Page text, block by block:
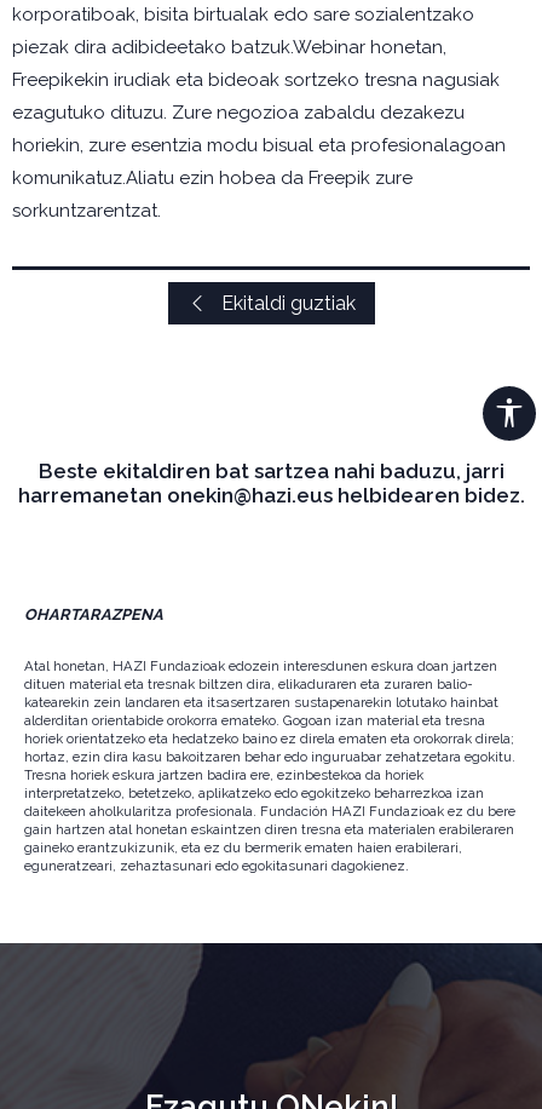
korporatiboak, bisita birtualak edo sare sozialentzako
piezak dira adibideetako batzuk.Webinar honetan,
Freepikekin irudiak eta bideoak sortzeko tresna nagusiak
ezagutuko dituzu. Zure negozioa zabaldu dezakezu
horiekin, zure esentzia modu bisual eta profesionalagoan
komunikatuz.Aliatu ezin hobea da Freepik zure
sorkuntzarentzat.
Ekitaldi guztiak
Beste ekitaldiren bat sartzea nahi baduzu, jarri
harremanetan onekin@hazi.eus helbidearen bidez.
OHARTARAZPENA
Atal honetan, HAZI Fundazioak edozein interesdunen eskura doan jartzen
dituen material eta tresnak biltzen dira, elikaduraren eta zuraren balio-
katearekin zein landaren eta itsasertzaren sustapenarekin lotutako hainbat
alderditan orientabide orokorra emateko. Gogoan izan material eta tresna
horiek orientatzeko eta hedatzeko baino ez direla ematen eta orokorrak direla;
hortaz, ezin dira kasu bakoitzaren behar edo inguruabar zehatzetara egokitu.
Tresna horiek eskura jartzen badira ere, ezinbestekoa da horiek
interpretatzeko, betetzeko, aplikatzeko edo egokitzeko beharrezkoa izan
daitekeen aholkularitza profesionala. Fundación HAZI Fundazioak ez du bere
gain hartzen atal honetan eskaintzen diren tresna eta materialen erabileraren
gaineko erantzukizunik, eta ez du bermerik ematen haien erabilerari,
eguneratzeari, zehaztasunari edo egokitasunari dagokienez.